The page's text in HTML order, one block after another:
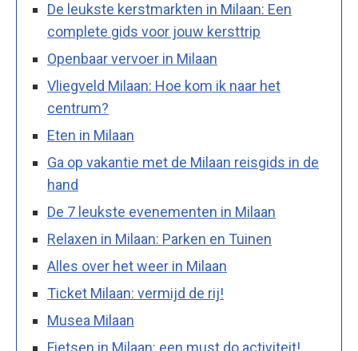
De leukste kerstmarkten in Milaan: Een
complete gids voor jouw kersttrip
Openbaar vervoer in Milaan
Vliegveld Milaan: Hoe kom ik naar het
centrum?
Eten in Milaan
Ga op vakantie met de Milaan reisgids in de
hand
De 7 leukste evenementen in Milaan
Relaxen in Milaan: Parken en Tuinen
Alles over het weer in Milaan
Ticket Milaan: vermijd de rij!
Musea Milaan